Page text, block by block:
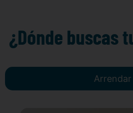
¿Dónde buscas
Arrendar